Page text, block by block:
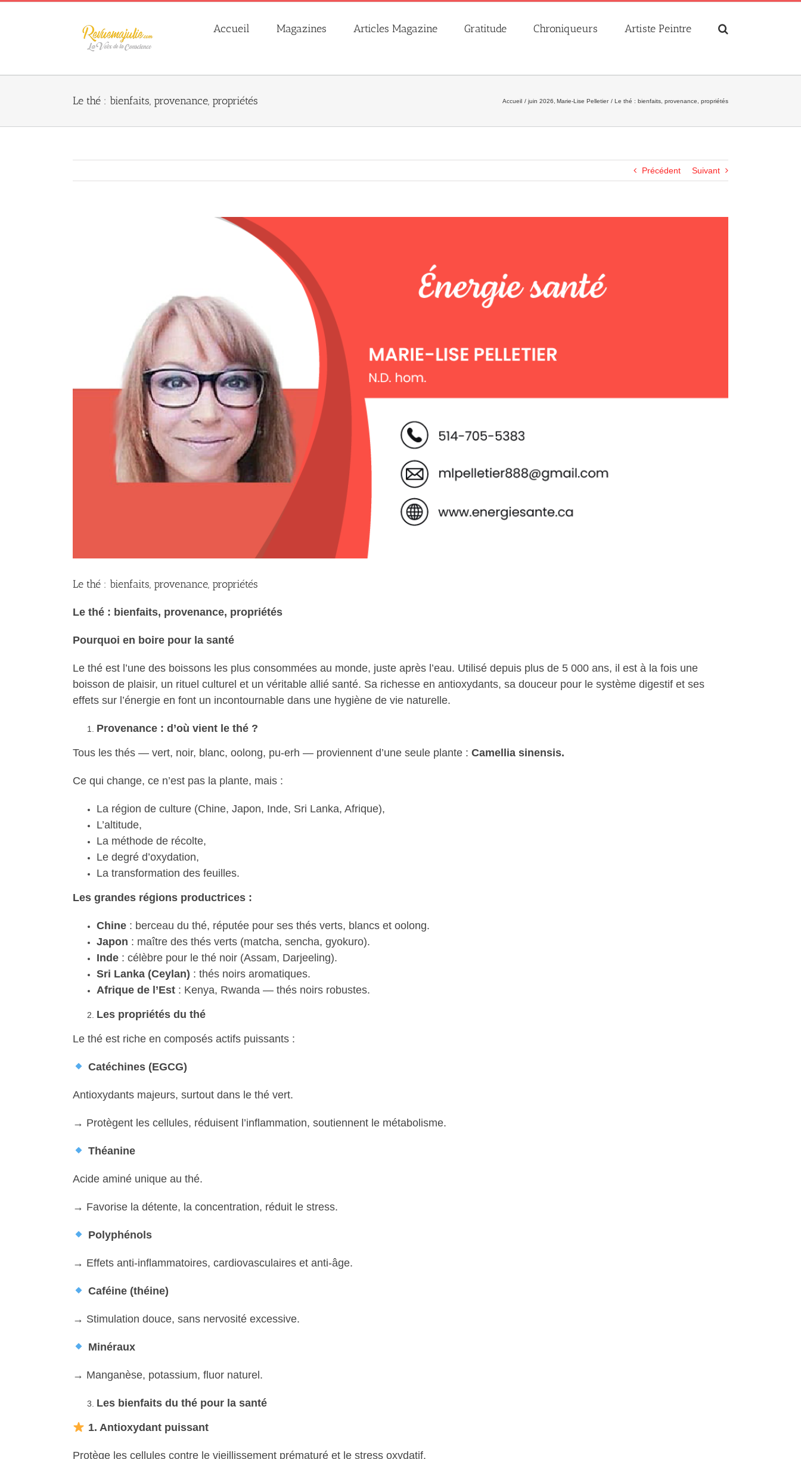
Skip
Accueil Magazines Articles Magazine Gratitude Chroniqueurs Artiste Peintre
Le thé : bienfaits, provenance, propriétés Accueil juin 2026 Marie-Lise Pelletier Le thé : bienfaits, provenance, propriétés
Précédent Suivant
Le thé : bienfaits, provenance, propriétés
Le thé : bienfaits, provenance, propriétés
Pourquoi en boire pour la santé
Le thé est l’une des boissons les plus consommées au monde, juste après l’eau. Utilisé depuis plus de 5 000 ans, il est à la fois une
boisson de plaisir, un rituel culturel et un véritable allié santé. Sa richesse en antioxydants, sa douceur pour le système digestif et ses
effets sur l’énergie en font un incontournable dans une hygiène de vie naturelle.
Provenance : d’où vient le thé ?
Tous les thés — vert, noir, blanc, oolong, pu-erh — proviennent d’une seule plante : Camellia sinensis.
Ce qui change, ce n’est pas la plante, mais :
La région de culture (Chine, Japon, Inde, Sri Lanka, Afrique),
L’altitude,
La méthode de récolte,
Le degré d’oxydation,
La transformation des feuilles.
Les grandes régions productrices :
Chine : berceau du thé, réputée pour ses thés verts, blancs et oolong.
Japon : maître des thés verts (matcha, sencha, gyokuro).
Inde : célèbre pour le thé noir (Assam, Darjeeling).
Sri Lanka (Ceylan) : thés noirs aromatiques.
Afrique de l’Est : Kenya, Rwanda — thés noirs robustes.
Les propriétés du thé
Le thé est riche en composés actifs puissants :
Catéchines (EGCG)
Antioxydants majeurs, surtout dans le thé vert.
→ Protègent les cellules, réduisent l’inflammation, soutiennent le métabolisme.
Théanine
Acide aminé unique au thé.
→ Favorise la détente, la concentration, réduit le stress.
Polyphénols
→ Effets anti-inflammatoires, cardiovasculaires et anti-âge.
Caféine (théine)
→ Stimulation douce, sans nervosité excessive.
Minéraux
→ Manganèse, potassium, fluor naturel.
Les bienfaits du thé pour la santé
1. Antioxydant puissant
Protège les cellules contre le vieillissement prématuré et le stress oxydatif.